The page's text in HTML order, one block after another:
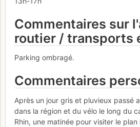
Commentaires sur
routier / transports
Parking ombragé.
Commentaires
Après un jour gris et pluvieux passé
dans la région et du vélo le long du
Rhin, une matinée pour visiter le